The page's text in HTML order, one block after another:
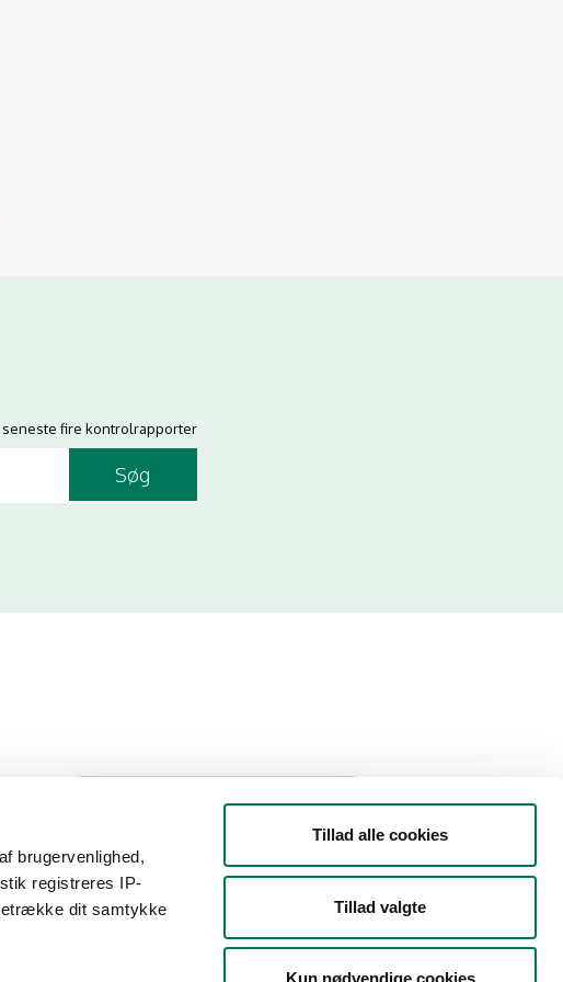
brugervenlighed,
registreres IP-
dit samtykke
Tillad alle cookies
Tillad valgte
Kun nødvendige cookies
fire kontrolrapporter
Søg
Filtrer din søgning
Smiley